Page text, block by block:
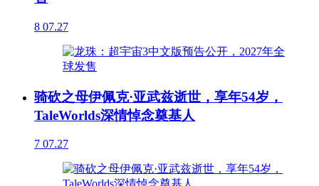
8 07.27
骑砍之母伊佩克·亚武兹逝世，享年54岁，
TaleWorlds深情悼念奠基人
7 07.27